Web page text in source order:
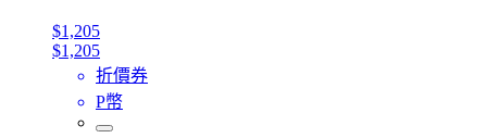
$1,205
$1,205
折價券
P幣